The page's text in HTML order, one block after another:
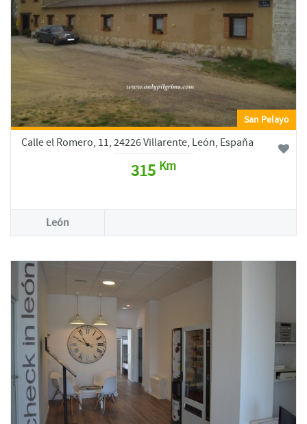
San Pelayo
Calle el Romero, 11, 24226 Villarente, León, España
315 Km
León